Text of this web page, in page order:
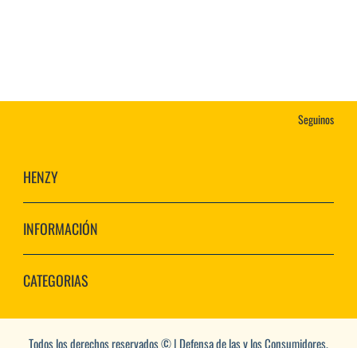
Seguinos
HENZY
INFORMACIÓN
CATEGORIAS
Todos los derechos reservados © | Defensa de las y los Consumidores.